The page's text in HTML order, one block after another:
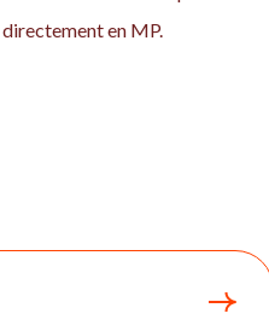
en MP.